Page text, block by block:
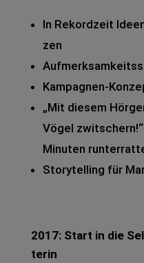
In Rekord­zeit
zen
Kam­pa­gnen-
„Mit die­sem
Vögel
Minu­ten
Sto­rytel­ling für
2017: Start in die
te­rin